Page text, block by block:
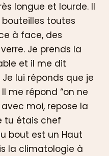
longue et lourde. Il
toutes
à face, des
Je prends la
et il me dit
Je lui réponds que je
me répond “on ne
moi, repose la
tu étais chef
bout est un Haut
la climatologie à